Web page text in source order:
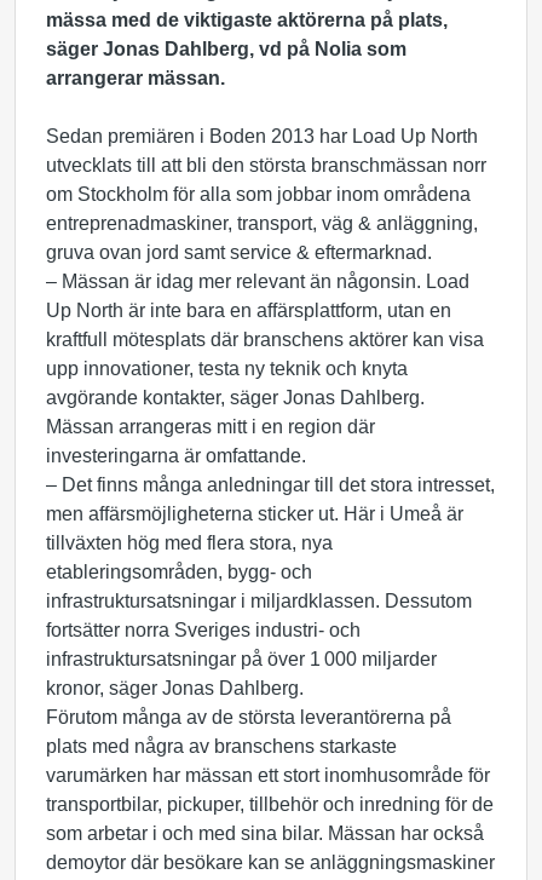
mässa med de viktigaste aktörerna på plats,
säger Jonas Dahlberg, vd på Nolia som
arrangerar mässan.
Sedan premiären i Boden 2013 har Load Up North
utvecklats till att bli den största branschmässan norr
om Stockholm för alla som jobbar inom områdena
entreprenadmaskiner, transport, väg & anläggning,
gruva ovan jord samt service & eftermarknad.
– Mässan är idag mer relevant än någonsin. Load
Up North är inte bara en affärsplattform, utan en
kraftfull mötesplats där branschens aktörer kan visa
upp innovationer, testa ny teknik och knyta
avgörande kontakter, säger Jonas Dahlberg.
Mässan arrangeras mitt i en region där
investeringarna är omfattande.
– Det finns många anledningar till det stora intresset,
men affärsmöjligheterna sticker ut. Här i Umeå är
tillväxten hög med flera stora, nya
etableringsområden, bygg- och
infrastruktursatsningar i miljardklassen. Dessutom
fortsätter norra Sveriges industri- och
infrastruktursatsningar på över 1 000 miljarder
kronor, säger Jonas Dahlberg.
Förutom många av de största leverantörerna på
plats med några av branschens starkaste
varumärken har mässan ett stort inomhusområde för
transportbilar, pickuper, tillbehör och inredning för de
som arbetar i och med sina bilar. Mässan har också
demoytor där besökare kan se anläggningsmaskiner